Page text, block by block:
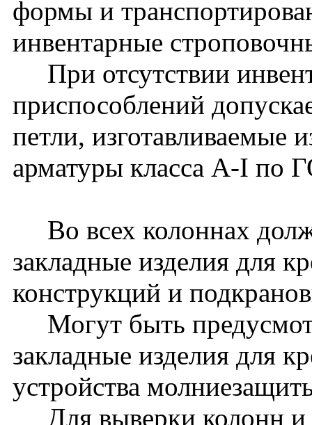
формы и
инвентарные
При отсутствии
приспособлений
петли, изготавливаемые
арматуры класса A-I по
Во всех колоннах
закладные изделия для
конструкций и
Могут быть
закладные изделия для
устройства
Для выверки колонн